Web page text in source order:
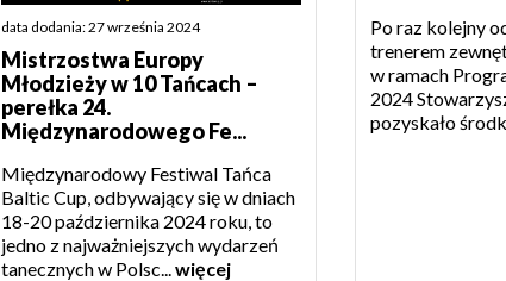
data dodania: 27 września 2024
Mistrzostwa Europy
Młodzieży w 10 Tańcach –
perełka 24.
Międzynarodowego Fe...
Międzynarodowy Festiwal Tańca
Baltic Cup, odbywający się w dniach
18-20 października 2024 roku, to
jedno z najważniejszych wydarzeń
tanecznych w Polsc...więcej
Po raz kolejny
trenerem
w ramach
2024
pozyskało